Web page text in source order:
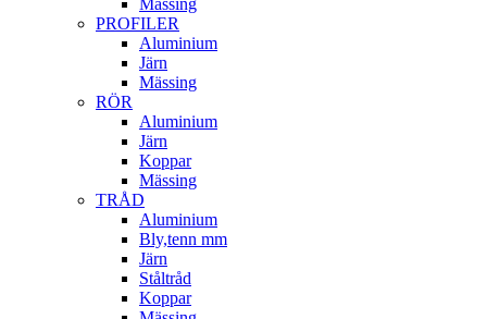
PROFILER
Aluminium
Järn
Mässing
RÖR
Aluminium
Järn
Koppar
Mässing
TRÅD
Aluminium
Bly,tenn mm
Järn
Ståltråd
Koppar